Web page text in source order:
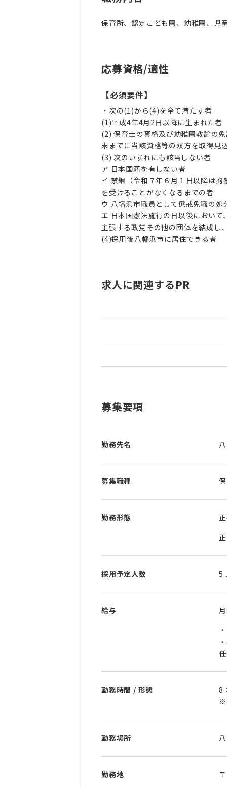
保育所、認定こども園、幼稚園、児
応募資格/適性
【必須要件】
・次の(1)から(4)を全て満たす者
(1)平成4年4月2日以降に生まれた者
(2) 保育士の資格及び幼稚園教諭の
末までに当該資格等の双方を取得見
(3) 次のいずれにも該当しない者
ア 日本国籍を有しない者
イ 禁錮 （令和７年６月１日以降は拘
を受けることがなくなるまでの者
ウ 八幡浜市職員として懲戒免職の
エ 日本国憲法施行の日以後におい
主張する政党その他の団体を結成し
(4)採用後八幡浜市に居住できる者
求人に関連するPR
募集要項
勤務先名
募集職種
勤務形態
採用予定人数 5
給与
勤務時間 / 形態
8
※
勤務場所
勤務地